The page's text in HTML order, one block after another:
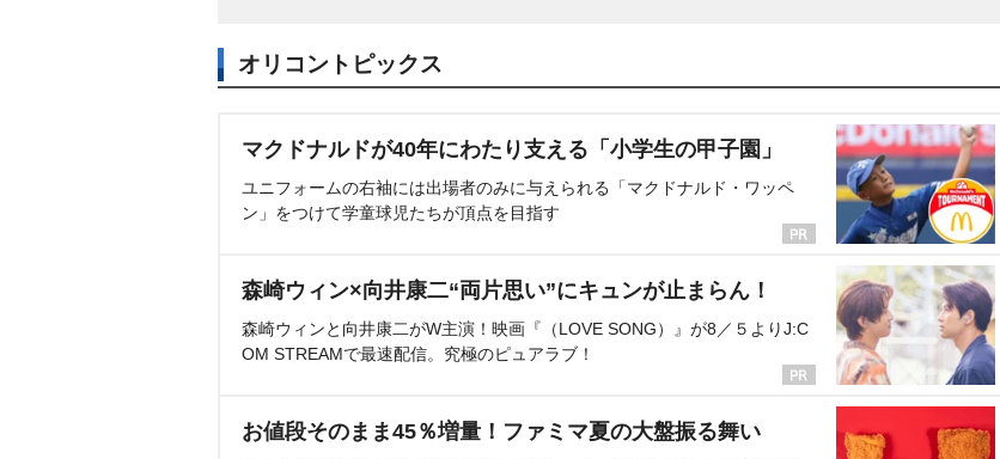
オリコントピックス
マクドナルドが40年にわたり支える「小学生の甲子園」
ユニフォームの右袖には出場者のみに与えられる「マクドナルド・ワッペ
ン」をつけて学童球児たちが頂点を目指す
森崎ウィン×向井康二“両片思い”にキュンが止まらん！
森崎ウィンと向井康二がW主演！映画『（LOVE SONG）』が8／５よりJ:C
OM STREAMで最速配信。究極のピュアラブ！
お値段そのまま45％増量！ファミマ夏の大盤振る舞い